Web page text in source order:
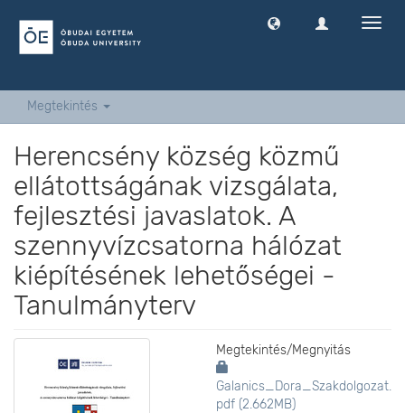
Megtekintés
Herencsény község közmű
ellátottságának vizsgálata,
fejlesztési javaslatok. A
szennyvízcsatorna hálózat
kiépítésének lehetőségei -
Tanulmányterv
Megtekintés/Megnyitás
Galanics_Dora_Szakdolgozat.
pdf (2.662MB)